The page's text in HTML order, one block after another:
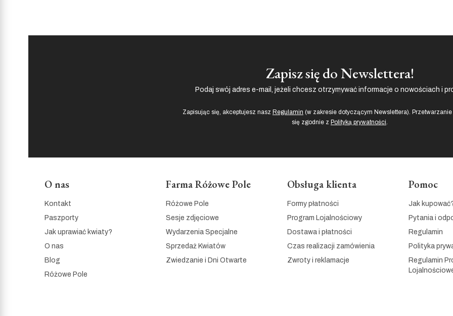
Zapisz się do Newslettera!
Podaj swój adres e-mail, jeżeli chcesz otrzymywać informacje o nowościach i
Zapisując się, akceptujesz nasz Regulamin (w zakresie dotyczącym Newslettera).
się zgodnie z Polityką prywatności
Linki w stopce
O nas
Kontakt
Paszporty
Jak uprawiać kwiaty?
O nas
Blog
Różowe Pole
Farma Różowe Pole
Różowe Pole
Sesje zdjęciowe
Wydarzenia Specjalne
Sprzedaż Kwiatów
Zwiedzanie i Dni Otwarte
Obsługa klienta
Formy płatności
Program Lojalnościowy
Dostawa i płatności
Czas realizacji zamówienia
Zwroty i reklamacje
Pomoc
Jak
Pytania i
Regulamin
Polityka
Regulamin